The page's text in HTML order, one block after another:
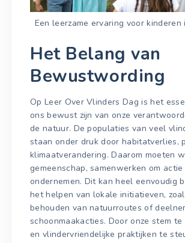
Een leerzame ervaring voor kinderen
Het Belang van
Bewustwording
Op Leer Over Vlinders Dag is het
ons bewust zijn van onze
de natuur. De populaties van veel
staan onder druk door habitatverlies,
klimaatverandering. Daarom moeten
gemeenschap, samenwerken om actie
ondernemen. Dit kan heel eenvoudig
het helpen van lokale initiatieven,
behouden van natuurroutes of
schoonmaakacties. Door onze stem
en vlindervriendelijke praktijken te